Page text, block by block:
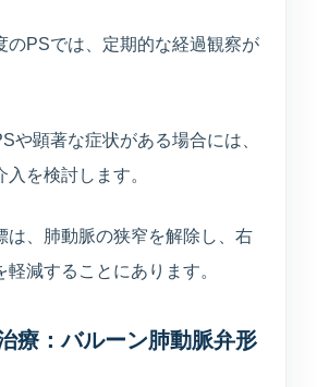
のPSでは、定期的な経過観察が
や顕著な症状がある場合には、
を検討します。
は、肺動脈の狭窄を解除し、右
減することにあります。
療：バルーン肺動脈弁形